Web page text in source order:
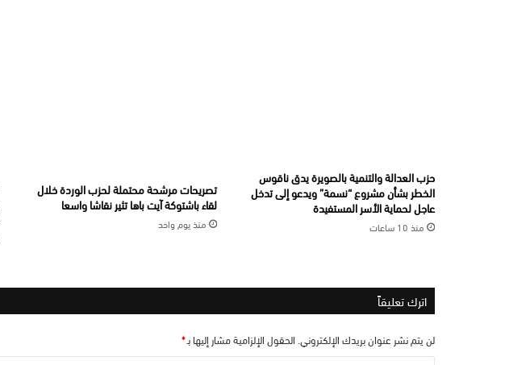
حزب العدالة والتنمية بالصويرة يدق ناقوس
الخطر بشأن مشروع “نسمة” ويدعو إلى تدخل
عاجل لحماية الأسر المستفيدة
منذ 10 ساعات
تصريحات مرشحة محتملة لحزب الوردة خلال
لقاء باشتوكة آيت باها تثير نقاشا واسعا
منذ يوم واحد
اترك تعليقاً
لن يتم نشر عنوان بريدك الإلكتروني. الحقول الإلزامية مشار إليها بـ*